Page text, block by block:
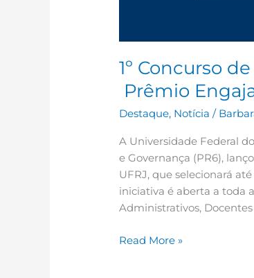
1º Concurso
Prêmio
Destaque, Notícia /
A Universidade Federal
e Governança (PR6),
UFRJ, que selecionará
iniciativa é aberta a toda
Administrativos,
Read More »